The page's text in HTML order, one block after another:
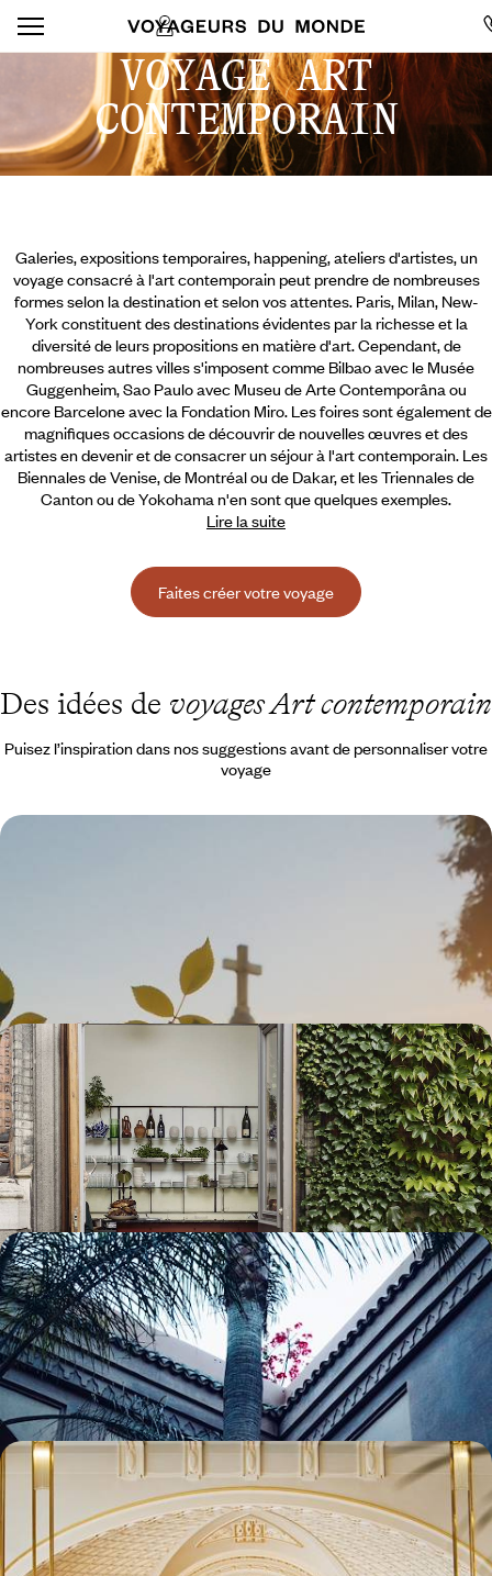
VOYAGE ART
CONTEMPORAIN
Galeries, expositions temporaires, happening, ateliers d'artistes, un
voyage consacré à l'art contemporain peut prendre de nombreuses
formes selon la destination et selon vos attentes. Paris, Milan, New-
York constituent des destinations évidentes par la richesse et la
diversité de leurs propositions en matière d'art. Cependant, de
nombreuses autres villes s'imposent comme Bilbao avec le Musée
Guggenheim, Sao Paulo avec Museu de Arte Contemporâna ou
encore Barcelone avec la Fondation Miro. Les foires sont également de
magnifiques occasions de découvrir de nouvelles œuvres et des
artistes en deveniret de consacrer un séjour à l'art contemporain. Les
Biennales de Venise, de Montréal ou de Dakar, et les Triennales de
Canton ou de Yokohama n'en sont que quelques exemples.
Lire la suite
Faites créer votre voyage
Des idées de voyages Art contemporain
Puisez l’inspiration dans nos suggestions avant de personnaliser votre
voyage
Belgrade baroque & underground - Lumière sur une
4 jours, de CHF 1000 à CHF 1500
Week-end à Copenhague - Échappée hygge, esprit
alternatif et écoquartiers
Quelques jours dans cette capitale scandinave qui bouge, une adresse
de charme pour pied-à-terre
3 jours, de CHF 1200 à CHF 1600
Marrakech en tête-à-tête - Riad confidentiel et
douceurs berbères
L’atmosphère feutrée et le raffinement de votre riad, une adresse
secrète dissimulée au cœur de la médina
4 jours, de CHF 1200 à CHF 1700
Renouveau et Art nouveau - Un long week-end à
Prague
Rive gauche, rive droite : d'un bord à l’autre de la Vltava, prendre le
pouls d'une ville qui sait se renouveler et prendre du bon temps